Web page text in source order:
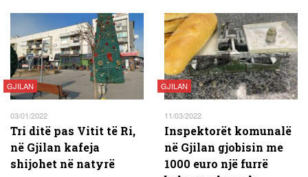
GJILAN
03/01/2022
Tri ditë pas Vitit të Ri,
në Gjilan kafeja
shijohet në natyrë
GJILAN
11/03/2022
Inspektorët komunalë
në Gjilan gjobisin me
1000 euro një furrë